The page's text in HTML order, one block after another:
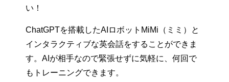
ChatGPTを搭載したAIロボットMiMi（ミミ）と
インタラクティブな英会話をすることができま
す。AIが相手なので緊張せずに気軽に、何回で
もトレーニングできます。